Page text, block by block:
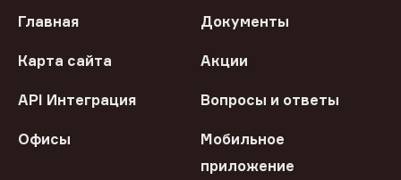
Главная Документы
Карта сайта Акции
API Интеграция Вопросы и ответы
Офисы
Мобильное
приложение